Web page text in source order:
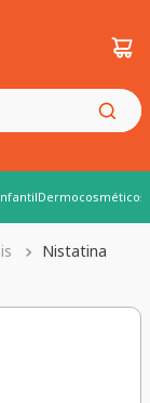
Dermocosméticos
Nistatina